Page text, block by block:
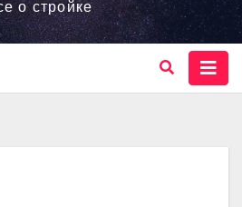
о стройке